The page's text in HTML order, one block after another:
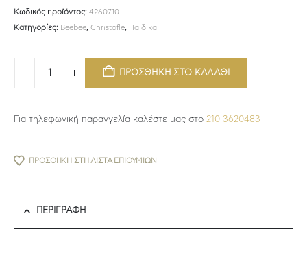
Κωδικός προϊόντος: 4260710
Κατηγορίες: Beebee, Christofle, Παιδικά
ΠΡΟΣΘΗΚΗ ΣΤΟ ΚΑΛΑΘΙ
Για τηλεφωνική παραγγελία καλέστε μας στο 210 3620483
ΠΡΟΣΘΉΚΗ ΣΤΗ ΛΊΣΤΑ ΕΠΙΘΥΜΙΏΝ
ΠΕΡΙΓΡΑΦΉ